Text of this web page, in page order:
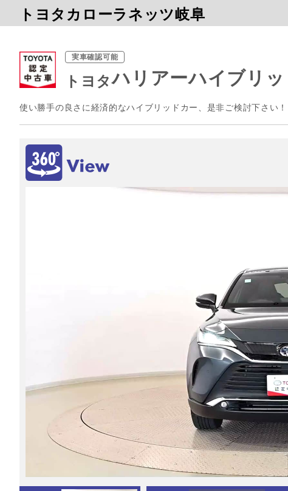
トヨタカローラネッツ岐阜
実車確認可能
トヨタハリアーハイブリッ
使い勝手の良さに経済的なハイブリッドカー、是非ご検討下さい